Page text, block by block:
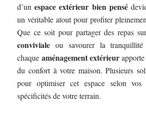
d’unespace extérieur bien pensé
un véritable atout pour profiter
Que ce soit pour partager des repas
conviviale ou savourer la tranquillité
chaque aménagement extérieur
du confort à votre maison. Plusieurs
pour optimiser cet espace selon
spécificités de votre terrain.